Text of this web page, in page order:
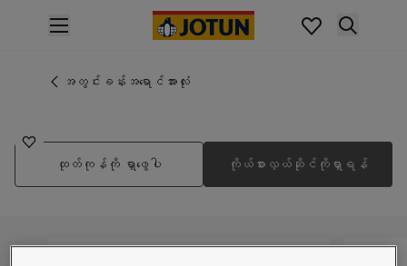
အတွင်းပိုင်းဆေးသုတ်ခြင်း
အိမ်အပြင်သုတ်ဆေးအမျိုးအစားများ
Interior Paint Colours
အတွင်းခန်းအရောင်အားလုံး
ထုတ်ကုန်ကို ရှာဖွေပါ ကိုယ်စားလှယ်ဆိုင်ကိုရှာရန်